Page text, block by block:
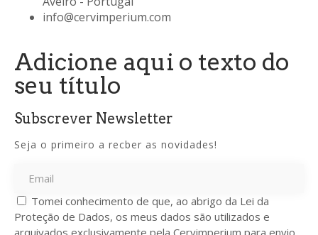
info@cervimperium.com
Adicione aqui o texto do
seu título
Subscrever Newsletter
Seja o primeiro a recber as novidades!
Tomei conhecimento de que, ao abrigo da Lei da
Proteção de Dados, os meus dados são utilizados e
arquivados exclusivamente pela Cervimperium para envio